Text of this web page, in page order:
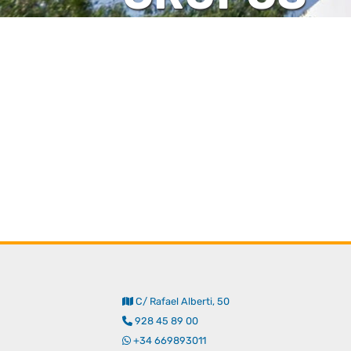
C/ Rafael Alberti, 50
928 45 89 00
+34 669893011